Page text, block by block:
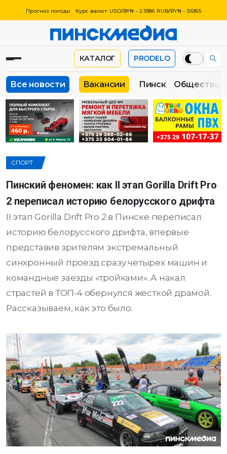
Прогноз погоды Курс валют: USD/BYN - 2.9386 RUB/BYN - 3.6365
КАТАЛОГ PRODELO
Все новости Вакансии Пинск Общество
СПОРТ
Пинский феномен: как II этап Gorilla Drift Pro
2 переписал историю белорусского дрифта
II этап Gorilla Drift Pro 2 в Пинске переписал
историю белорусского дрифта, впервые
представив зрителям экстремальный
синхронный проезд сразу четырех машин и
командные заезды «тройками». А накал
страстей в ТОП-4 обернулся жесткой драмой.
Рассказываем, как это было.